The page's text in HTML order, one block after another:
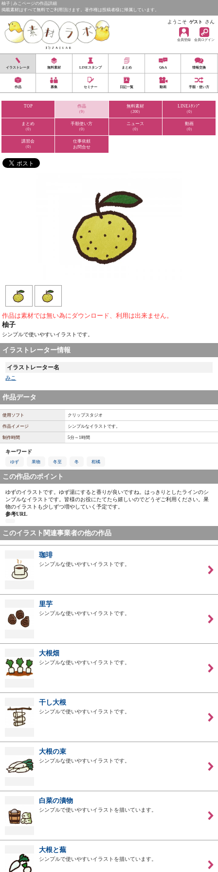
柚子 | みこページの作品詳細
掲載素材はすべて無料でご利用頂けます。著作権は投稿者様に帰属しています。
ようこそ ゲスト さん
会員登録 会員ログイン
イラストレータ 無料素材 LINEスタンプ まとめ Q&A 情報交換
作品 募集 セミナー 日記一覧 動画 手順・使い方
TOP 作品
（9）
無料素材
（200）
LINEｽﾀﾝﾌﾟ
（0）
まとめ
（0）
手順使い方
（0）
ニュース
（0）
動画
（0）
講習会
（0）
仕事依頼
お問合せ
作品は素材では無い為にダウンロード、利用は出来ません。
柚子
シンプルで使いやすいイラストです。
イラストレーター情報
イラストレーター名
みこ
作品データ
使用ソフト クリップスタジオ
作品イメージ シンプルなイラストです。
制作時間 5分～1時間
キーワード
ゆず 果物 冬至 冬 柑橘
この作品のポイント
ゆずのイラストです。ゆず湯にすると香りが良いですね。はっきりとしたラインのシ
ンプルなイラストです。皆様のお役にたてたら嬉しいのでどうぞご利用ください。果
物のイラストも少しずつ増やしていく予定です。
参考URL
このイラスト関連事業者の他の作品
珈琲
シンプルな使いやすいイラストです。
里芋
シンプルな使いやすいイラストです。
大根畑
シンプルな使いやすいイラストです。
干し大根
シンプルで使いやすいイラストです。
大根の束
シンプルな使いやすいイラストです。
白菜の漬物
シンプルで使いやすいイラストを描いています。
大根と蕪
シンプルで使いやすいイラストを描いています。